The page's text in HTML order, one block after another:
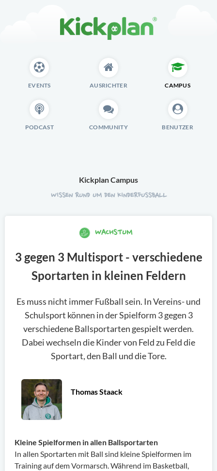
EVENTS AUSRICHTER CAMPUS
PODCAST COMMUNITY BENUTZER
Kickplan Campus
WISSEN RUND UM DEN KINDERFUSSBALL
WACHSTUM
3 gegen 3 Multisport - verschiedene
Sportarten in kleinen Feldern
Es muss nicht immer Fußball sein. In Vereins- und
Schulsport können in der Spielform 3 gegen 3
verschiedene Ballsportarten gespielt werden.
Dabei wechseln die Kinder von Feld zu Feld die
Sportart, den Ball und die Tore.
Thomas Staack
Kleine Spielformen in allen Ballsportarten
In allen Sportarten mit Ball sind kleine Spielformen im
Training auf dem Vormarsch. Während im Basketball,